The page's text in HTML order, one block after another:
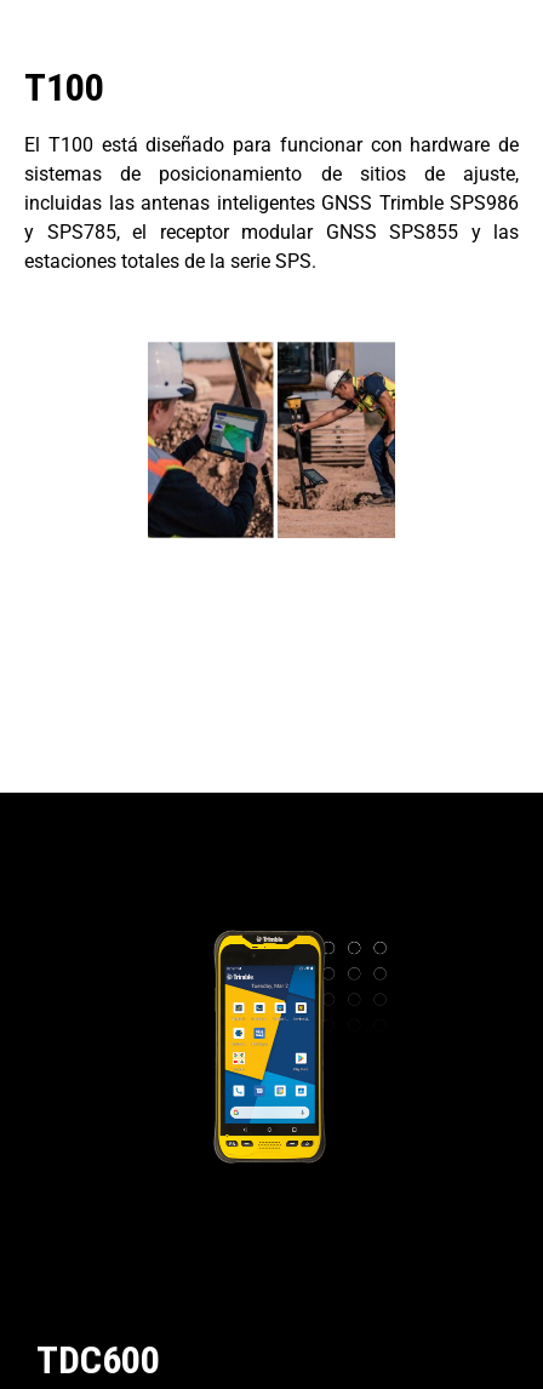
T100
El T100 está diseñado para funcionar con hardware de
sistemas de posicionamiento de sitios de ajuste,
incluidas las antenas inteligentes GNSS Trimble SPS986
y SPS785, el receptor modular GNSS SPS855 y las
estaciones totales de la serie SPS.
TDC600